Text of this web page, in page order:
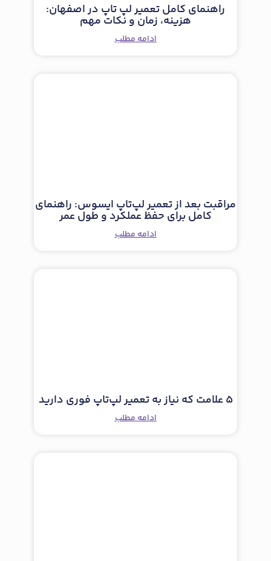
راهنمای کامل تعمیر لپ تاپ در اصفهان:
هزینه، زمان و نکات مهم
ادامه مطلب
مراقبت بعد از تعمیر لپ‌تاپ ایسوس: راهنمای
کامل برای حفظ عملکرد و طول عمر
ادامه مطلب
5 علامت که نیاز به تعمیر لپ‌تاپ فوری دارید
ادامه مطلب